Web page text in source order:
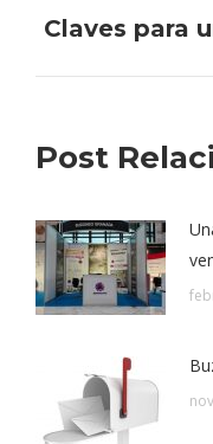
Claves para
Post